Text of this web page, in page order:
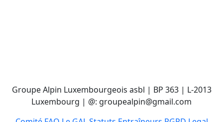
Groupe Alpin Luxembourgeois asbl | BP 363 | L-2013
Luxembourg | @: groupealpin@gmail.com